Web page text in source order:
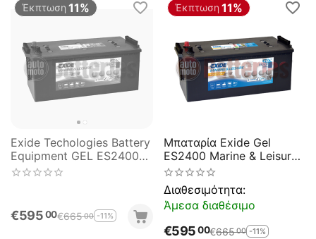
Έκπτωση 11%
Exide Techologies Battery
Equipment GEL ES2400
12V 210AH Marine
€59500€66500 -11%
Έκπτωση 11%
Μπαταρία Exide Gel
ES2400 Marine & Leisure
Wh2400 12V Capacity
20hr 210(Ah):EN (Amps):
1030 EN Εκκίνησης
Διαθεσιμότητα:
Άμεσα διαθέσιμο
€59500€66500 -11%